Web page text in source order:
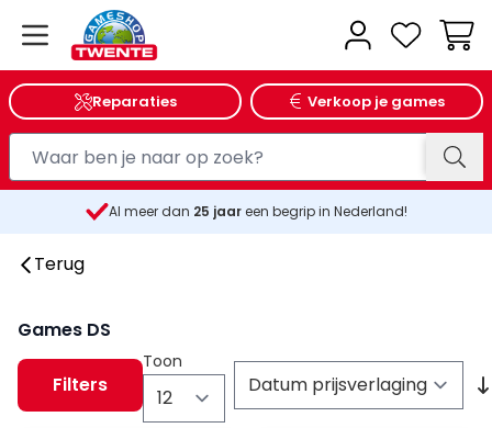
Reparaties Verkoop je games
Al meer dan 25 jaareen begrip in Nederland!
Terug
Games DS
Filters
Toon
per pagina